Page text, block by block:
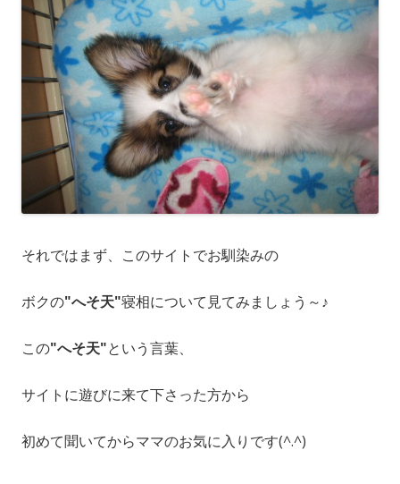
それではまず、このサイトでお馴染みの
ボクの"へそ天"寝相について見てみましょう～♪
この"へそ天"という言葉、
サイトに遊びに来て下さった方から
初めて聞いてからママのお気に入りです(^.^)